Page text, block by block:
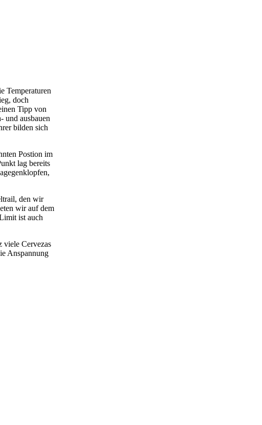
Temperaturen
doch
Tipp von
und ausbauen
bilden sich
Postion im
lag bereits
den wir
wir auf dem
ist auch
viele Cervezas
Anspannung